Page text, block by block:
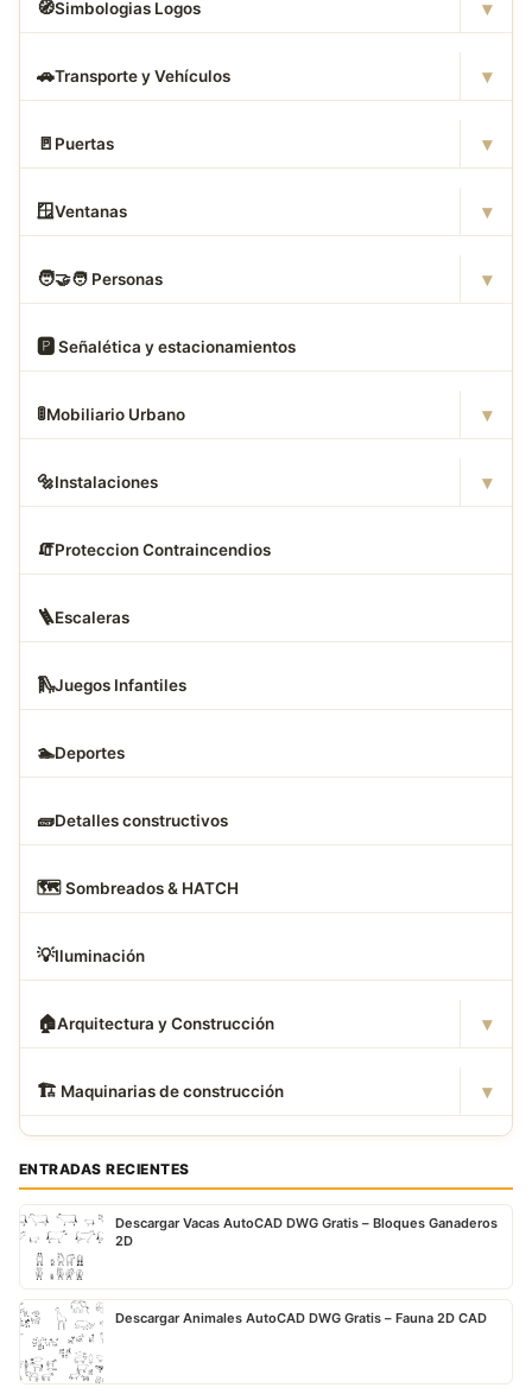
🧭Simbologias Logos ▾
🚗Transporte y Vehículos ▾
🚪 Puertas ▾
🪟Ventanas ▾
🧑‍🤝‍🧑 Personas ▾
🅿️ Señalética y estacionamientos
🚦Mobiliario Urbano ▾
🔩Instalaciones ▾
🧯Proteccion Contraincendios
🪜Escaleras
🛝Juegos Infantiles
🏊Deportes
🧱Detalles constructivos
🗺️ Sombreados & HATCH
💡Iluminación
🏠Arquitectura y Construcción ▾
🏗 ️ Maquinarias de construcción ▾
ENTRADAS RECIENTES
Descargar Vacas AutoCAD DWG Gratis – Bloques Ganaderos
2D
Descargar Animales AutoCAD DWG Gratis – Fauna 2D CAD